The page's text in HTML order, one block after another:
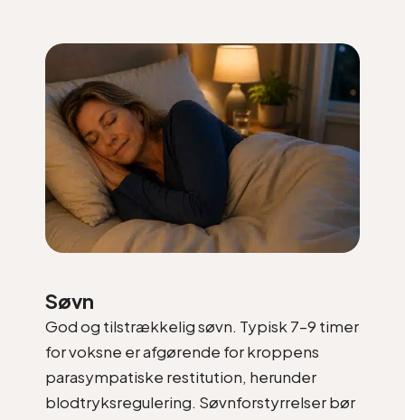
Søvn
God og tilstrækkelig søvn. Typisk 7–9 timer
for voksne er afgørende for kroppens
parasympatiske restitution, herunder
blodtryksregulering. Søvnforstyrrelser bør